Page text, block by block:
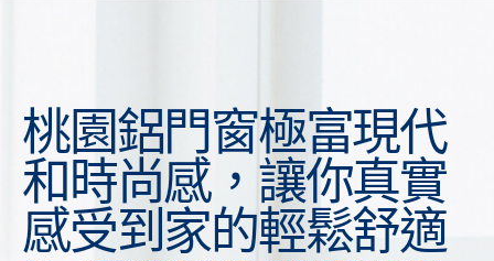
桃園鋁門窗極富現代
和時尚感，讓你真實
感受到家的輕鬆舒適